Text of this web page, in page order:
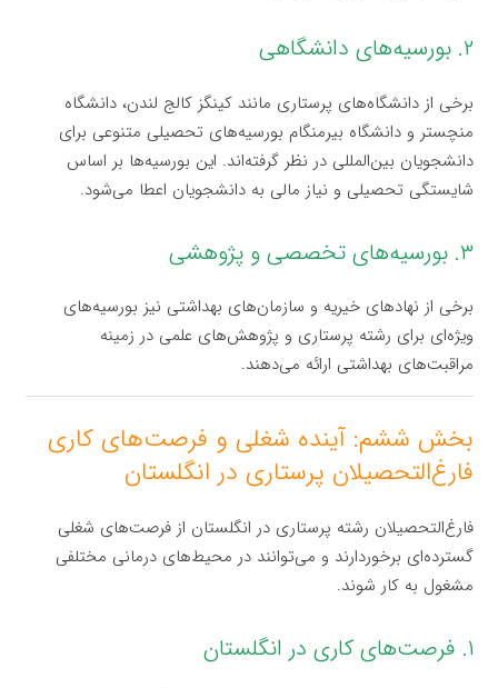
۲. بورسیه‌های دانشگاهی
برخی از دانشگاه‌های پرستاری مانند کینگز کالج لندن، دانشگاه
منچستر و دانشگاه بیرمنگام بورسیه‌های تحصیلی متنوعی برای
دانشجویان بین‌المللی در نظر گرفته‌اند. این بورسیه‌ها بر اساس
شایستگی تحصیلی و نیاز مالی به دانشجویان اعطا می‌شود.
۳. بورسیه‌های تخصصی و پژوهشی
برخی از نهادهای خیریه و سازمان‌های بهداشتی نیز بورسیه‌های
ویژه‌ای برای رشته پرستاری و پژوهش‌های علمی در زمینه
مراقبت‌های بهداشتی ارائه می‌دهند.
بخش ششم: آینده شغلی و فرصت‌های کاری
فارغ‌التحصیلان پرستاری در انگلستان
فارغ‌التحصیلان رشته پرستاری در انگلستان از فرصت‌های شغلی
گسترده‌ای برخوردارند و می‌توانند در محیط‌های درمانی مختلفی
مشغول به کار شوند.
۱. فرصت‌های کاری در انگلستان